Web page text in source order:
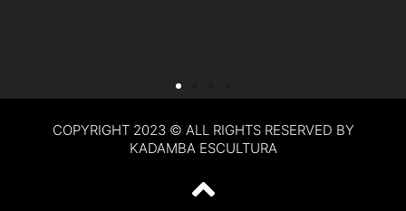
COPYRIGHT 2023 © ALL RIGHTS RESERVED BY
KADAMBA ESCULTURA